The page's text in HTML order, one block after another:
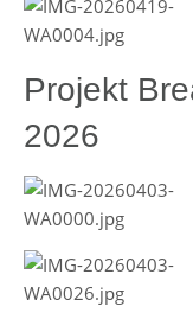
Projekt
2026